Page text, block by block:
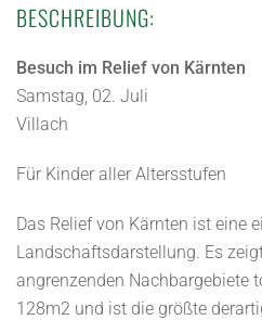
BESCHREIBUNG:
Besuch im Relief von Kärnten
Samstag, 02. Juli
Villach
Für Kinder aller Altersstufen
Das Relief von Kärnten ist eine
Landschaftsdarstellung. Es
angrenzenden Nachbargebiete
128m2 und ist die größte